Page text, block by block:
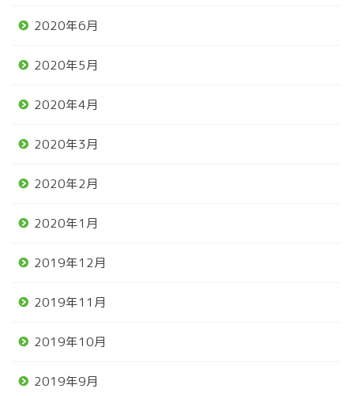
2020年6月
2020年5月
2020年4月
2020年3月
2020年2月
2020年1月
2019年12月
2019年11月
2019年10月
2019年9月